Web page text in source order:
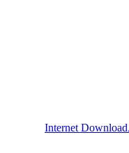
Internet